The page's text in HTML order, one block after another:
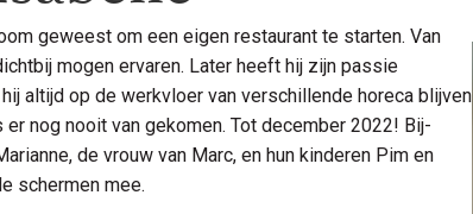
geweest om een eigen restaurant te starten. Van
mogen ervaren. Later heeft hij zijn passie
altijd op de werkvloer van verschillende horeca blijven
nog nooit van gekomen. Tot december 2022! Bij-
de vrouw van Marc, en hun kinderen Pim en
schermen mee.